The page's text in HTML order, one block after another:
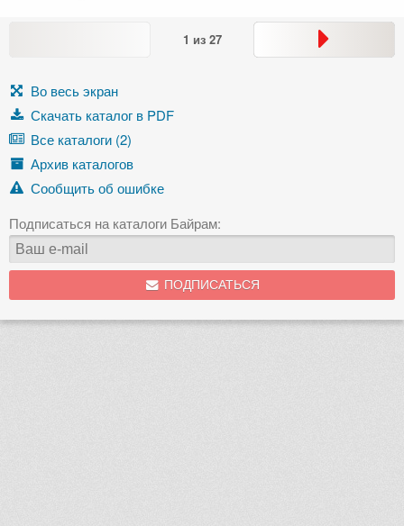
1 из 27
Во весь экран
Скачать каталог в PDF
Все каталоги (2)
Архив каталогов
Сообщить об ошибке
Подписаться на каталоги Байрам:
ПОДПИСАТЬСЯ